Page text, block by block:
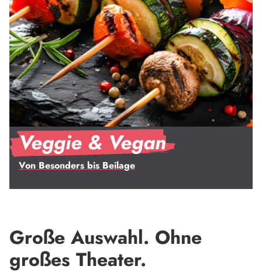
Veggie & Vegan
Von Besonders bis Beilage
Große Auswahl. Ohne
großes Theater.